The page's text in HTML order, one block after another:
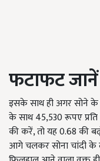
फटाफट
इसके साथ ही अगर सोने के
के साथ 45,530 रूपए प्रति
की करें, तो यह 0.68 की
आगे चलकर सोना चांदी के